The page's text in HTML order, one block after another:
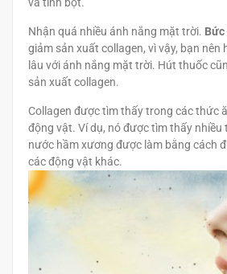
Nhận quá nhiều ánh nắng mặt trời.
giảm sản xuất collagen, vì vậy, bạn nên
lâu với ánh nắng mặt trời. Hút thuốc
sản xuất collagen.
Collagen được tìm thấy trong các thức
động vật. Ví dụ, nó được tìm thấy nhiều
nước hầm xương được làm bằng cách
các động vật khác.